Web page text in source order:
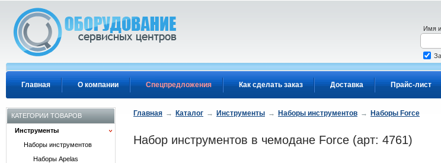
Главная О компании Спецпредложения Как сделать заказ Доставка Прайс-лист
Имя
КАТЕГОРИИ ТОВАРОВ
Инструменты
Наборы инструментов
Наборы Apelas
Главная → Каталог → Инструменты → Наборы инструментов → Наборы Force
Набор инструментов в чемодане Force (арт: 4761)